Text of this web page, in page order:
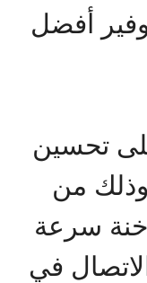
أفضل
تحسين
من
سرعة
في